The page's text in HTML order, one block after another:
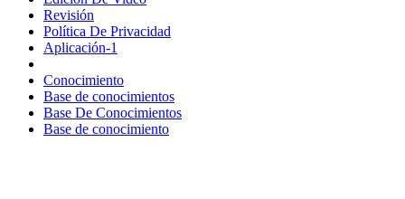
Revisión
Política De Privacidad
Aplicación-1
Conocimiento
Base de conocimientos
Base De Conocimientos
Base de conocimiento